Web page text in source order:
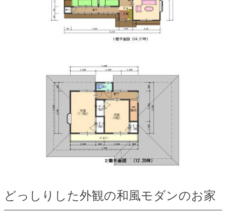
どっしりした外観の和風モダンのお家